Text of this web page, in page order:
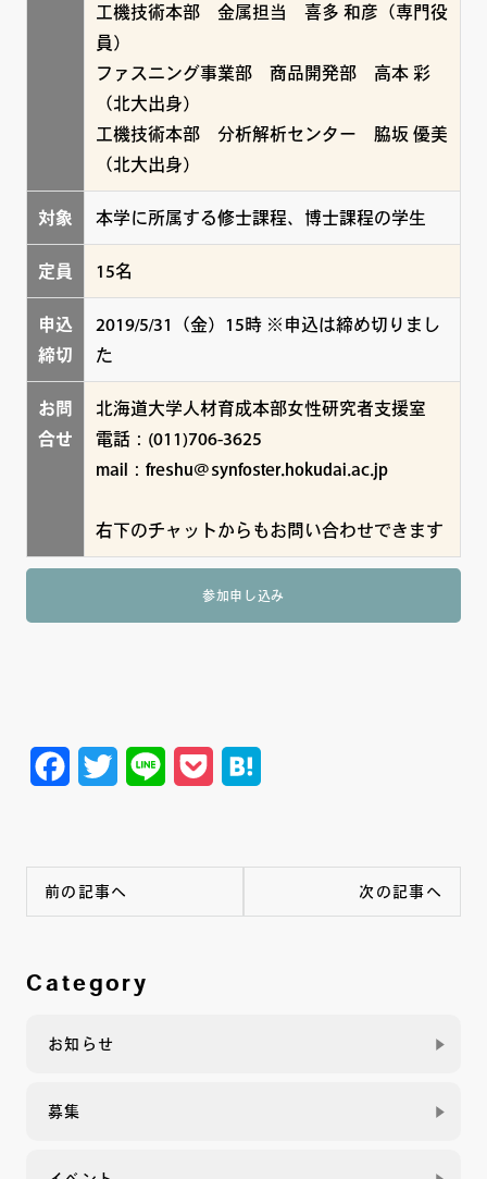
工機技術本部 金属担当 喜多 和彦（専門役
員）
ファスニング事業部 商品開発部 高本 彩
（北大出身）
工機技術本部 分析解析センター 脇坂 優美
（北大出身）
対象 本学に所属する修士課程、博士課程の学生
定員 15名
申込
締切
2019/5/31（金）15時 ※申込は締め切りまし
た
お問
合せ
北海道大学人材育成本部女性研究者支援室
電話：(011)706-3625
mail：freshu@synfoster.hokudai.ac.jp
右下のチャットからもお問い合わせできます
参加申し込み
Facebook
TwitterLine Pocket
前の記事へ 次の記事へ
Category
お知らせ
募集